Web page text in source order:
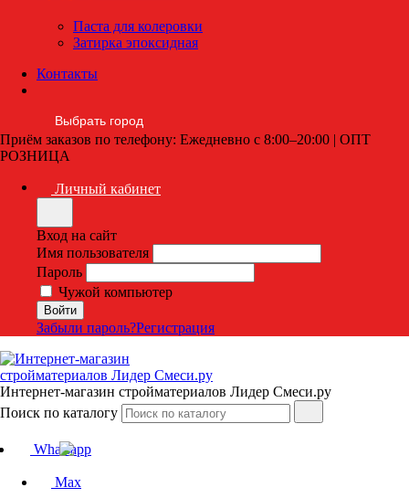
Паста для колеровки
Затирка эпоксидная
Контакты
Выбрать город
Приём заказов по телефону: Ежедневно с 8:00–20:00 | ОПТ
РОЗНИЦА
Личный кабинет
Вход на сайт
Имя пользователя
Пароль
Чужой компьютер
Забыли пароль?Регистрация
Интернет-магазин стройматериалов Лидер Смеси.ру
Поиск по каталогу
Whatsapp
Max